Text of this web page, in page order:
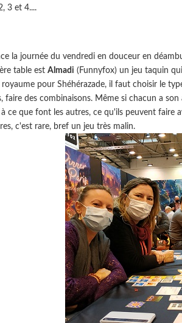
3 et 4....
la journée du vendredi en douceur en
table est Almadi (Funnyfox) un jeu taquin
pour Shéhérazade, il faut choisir le
faire des combinaisons. Même si chacun a
ce que font les autres, ce qu'ils peuvent faire
c'est rare, bref un jeu très malin.